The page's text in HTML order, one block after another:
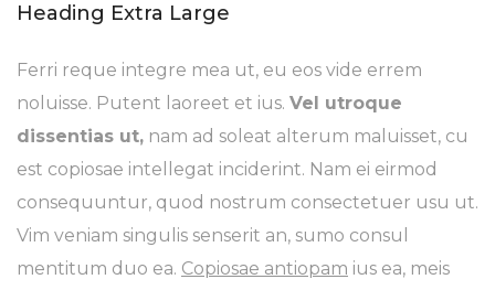
Heading Extra Large
Ferri reque integre mea ut, eu eos vide errem
noluisse. Putent laoreet et ius. Vel utroque
dissentias ut, nam ad soleat alterum maluisset, cu
est copiosae intellegat inciderint. Nam ei eirmod
consequuntur, quod nostrum consectetuer usu ut.
Vim veniam singulis senserit an, sumo consul
mentitum duo ea. Copiosae antiopam ius ea, meis